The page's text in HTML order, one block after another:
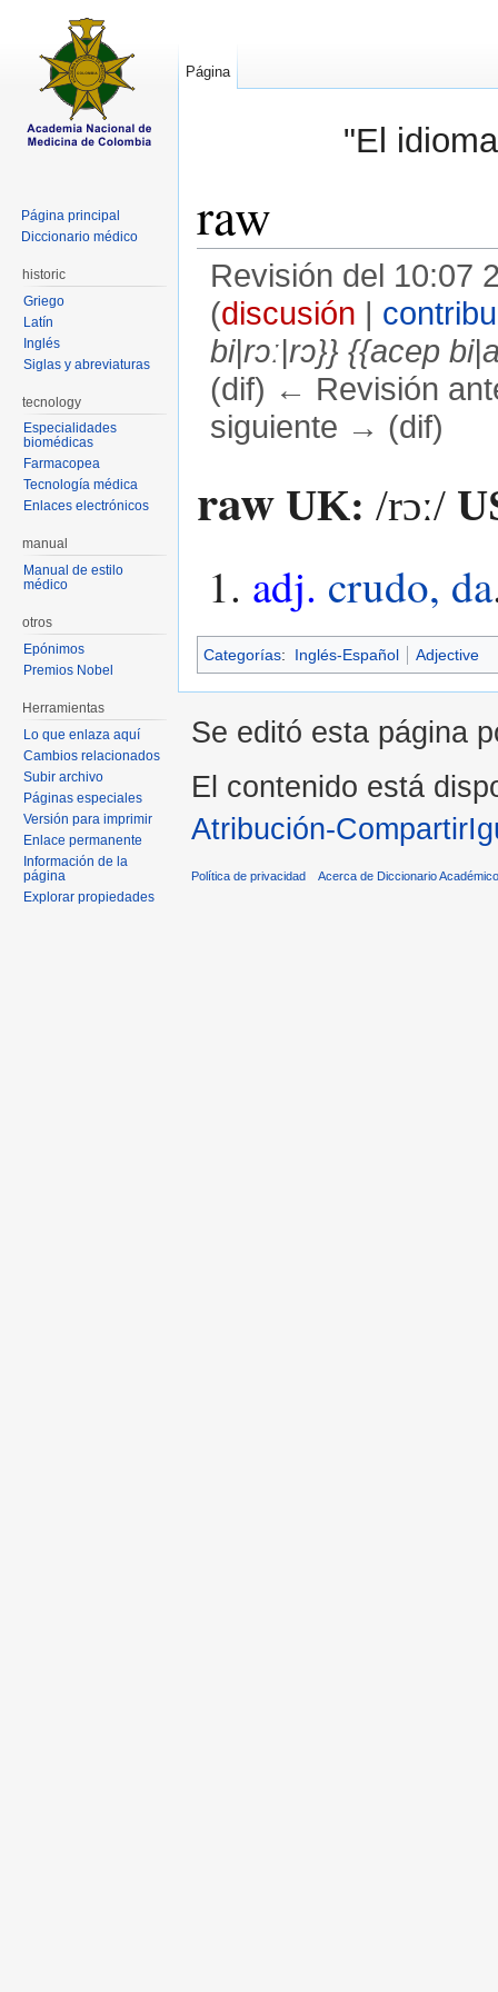
"El
raw
Revisión del 10:07
(discusión |
bi|rɔː|rɔ}} {{acep
(dif) ← Revisión
siguiente → (dif)
raw UK: /rɔː/
adj. crudo, da
Categorías: Inglés-Español Adjective
Página
Página principal
Diccionario médico
historic
Griego
Latín
Inglés
Siglas y abreviaturas
tecnology
Especialidades
biomédicas
Farmacopea
Tecnología médica
Enlaces electrónicos
manual
Manual de estilo
médico
otros
Epónimos
Premios Nobel
Herramientas
Lo que enlaza aquí
Cambios relacionados
Subir archivo
Páginas especiales
Versión para imprimir
Enlace permanente
Información de la
página
Explorar propiedades
Se editó esta página
El contenido está
Atribución-
Política de privacidad Acerca de Diccionario